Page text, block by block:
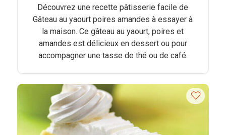
Découvrez une recette pâtisserie facile de
Gâteau au yaourt poires amandes à essayer à
la maison. Ce gâteau au yaourt, poires et
amandes est délicieux en dessert ou pour
accompagner une tasse de thé ou de café.